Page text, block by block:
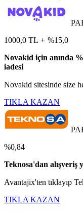
1000,0 TL + %15,0
Novakid için anında
iadesi
Novakid sitesinde size
TIKLA KAZAN
%0,84
Teknosa'dan alışveriş
Avantajix'ten tıklayıp
TIKLA KAZAN